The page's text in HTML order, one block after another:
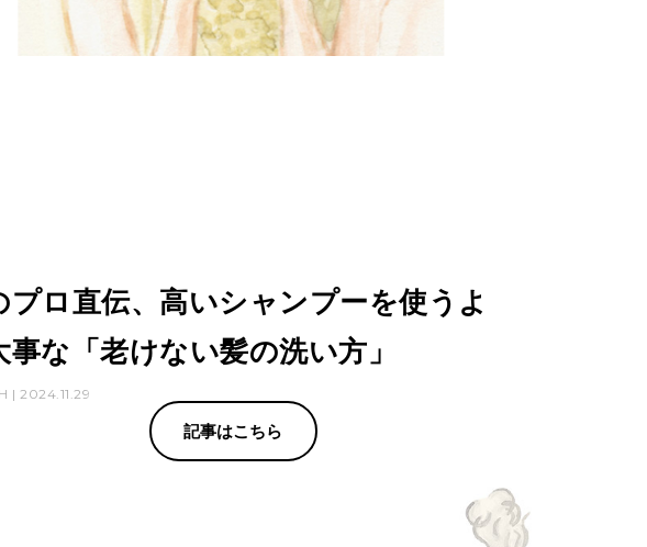
プロ直伝、高いシャンプーを使うよ
事な「老けない髪の洗い方」
| 2024.11.29
記事はこちら